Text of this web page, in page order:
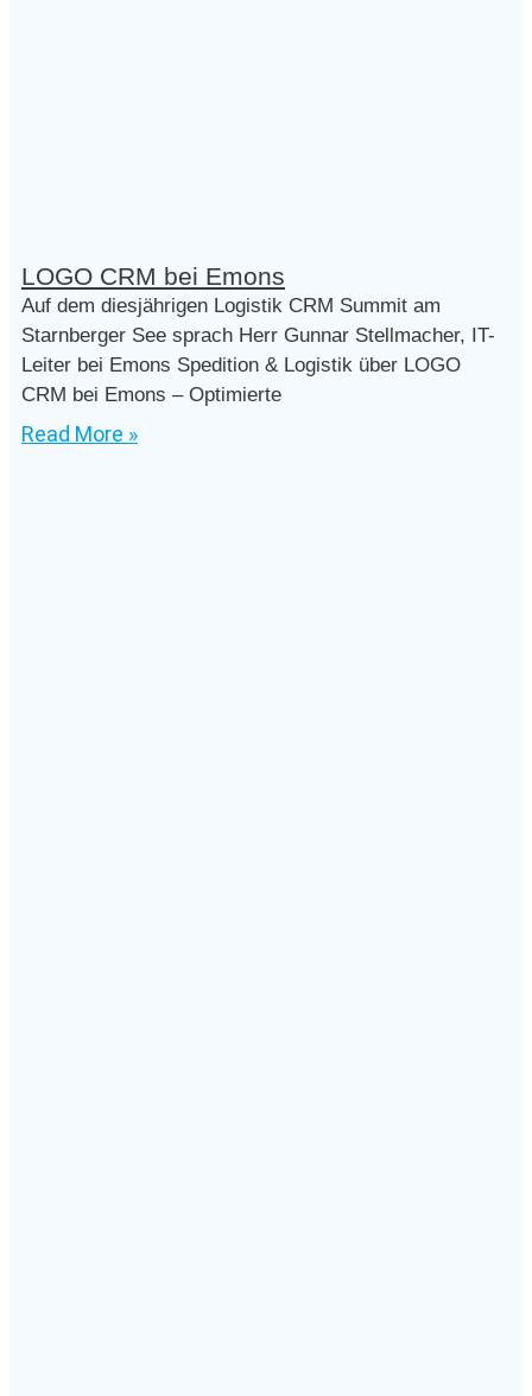
LOGO CRM bei Emons
Auf dem diesjährigen Logistik CRM Summit am
Starnberger See sprach Herr Gunnar Stellmacher, IT-
Leiter bei Emons Spedition & Logistik über LOGO
CRM bei Emons – Optimierte
Read More »